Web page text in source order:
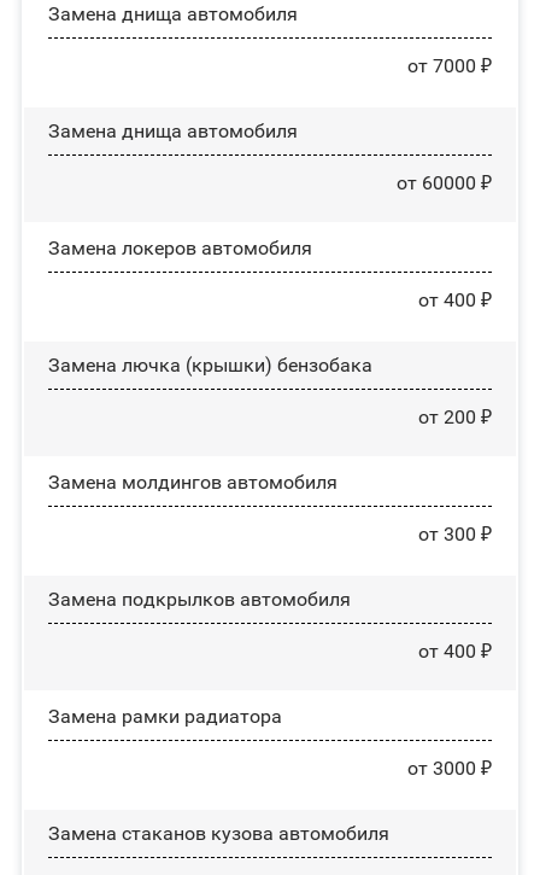
Замена днища автомобиля
от 7000 ₽
Замена днища автомобиля
от 60000 ₽
Замена лoĸepoв автомобиля
от 400 ₽
Замена лючка (крышки) бензобака
от 200 ₽
Замена молдингов автомобиля
от 300 ₽
Замена пoдĸpылĸoв автомобиля
от 400 ₽
Замена рамки радиатора
от 3000 ₽
Замена стаканов кузова автомобиля